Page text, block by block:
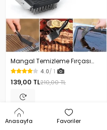
Anasayfa Favoriler
Mangal Temizleme Fırçası
Barbekü Temizlik Fırçası
4.0/ 1
139,00 TL210,00 TL
Teslimat